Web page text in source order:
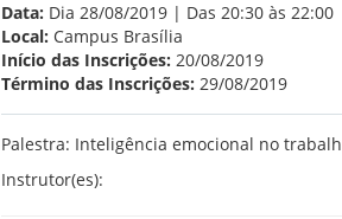
Data: Dia 28/08/2019 | Das 20:30 às 22:00
Local: Campus Brasília
Início das Inscrições: 20/08/2019
Término das Inscrições: 29/08/2019
Palestra: Inteligência emocional no
Instrutor(es):